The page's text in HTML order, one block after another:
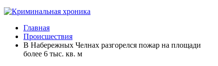
Главная
Происшествия
В Набережных Челнах разгорелся пожар на площади
более 6 тыс. кв. м